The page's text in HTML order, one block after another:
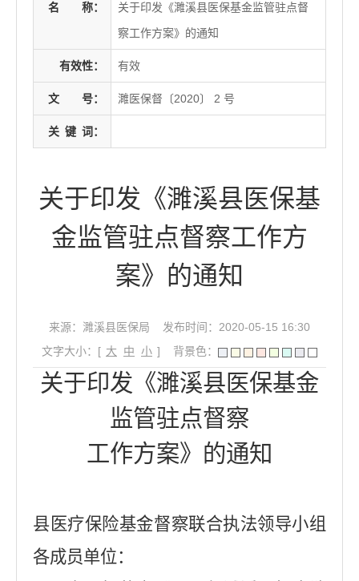
名 称：
关于印发《濉溪县医保基金监管驻点督
察工作方案》的通知
有效性： 有效
文 号： 濉医保督〔2020〕 2 号
关 键 词：
关于印发《濉溪县医保基
金监管驻点督察工作方
案》的通知
来源：濉溪县医保局
发布时间：2020-05-15 16:30
文字大小：[ 大 中 小 ] 背景色：
关于印发《濉溪县医保基金
监管驻点督察
工作方案》的通知
县医疗保险基金督察联合执法领导小组
各成员单位：